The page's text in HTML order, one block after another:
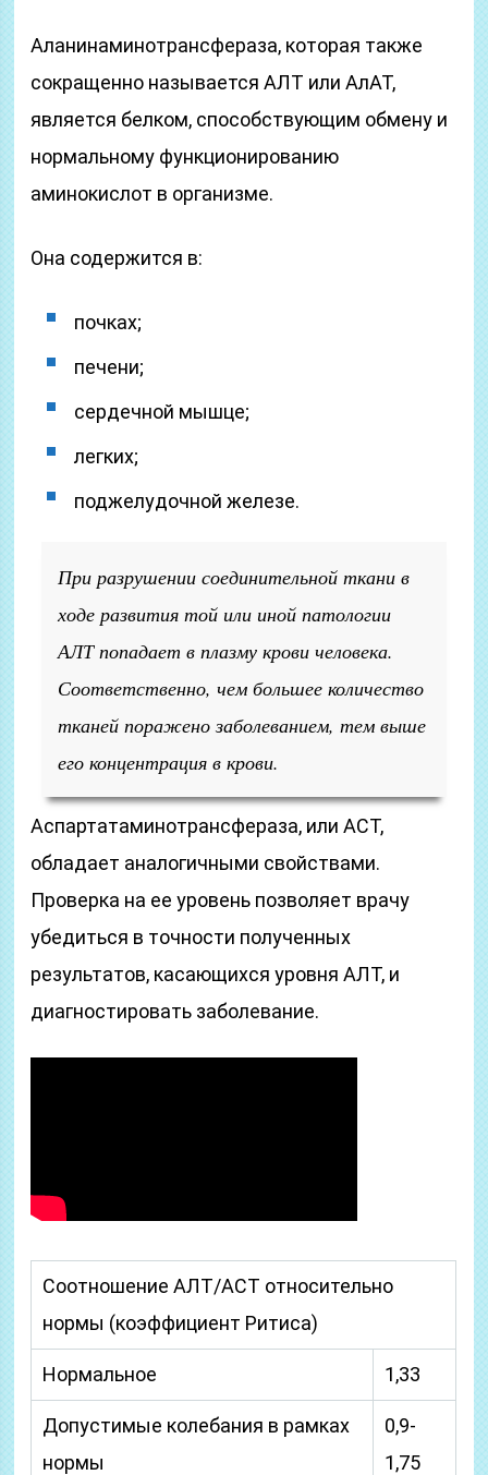
Аланинаминотрансфераза, которая также
сокращенно называется АЛТ или АлАТ,
является белком, способствующим обмену и
нормальному функционированию
аминокислот в организме.
Она содержится в:
почках;
печени;
сердечной мышце;
легких;
поджелудочной железе.
При разрушении соединительной ткани в
ходе развития той или иной патологии
АЛТ попадает в плазму крови человека.
Соответственно, чем большее количество
тканей поражено заболеванием, тем выше
его концентрация в крови.
Аспартатаминотрансфераза, или АСТ,
обладает аналогичными свойствами.
Проверка на ее уровень позволяет врачу
убедиться в точности полученных
результатов, касающихся уровня АЛТ, и
диагностировать заболевание.
Соотношение АЛТ/АСТ относительно
нормы (коэффициент Ритиса)
Нормальное 1,33
Допустимые колебания в рамках
нормы
0,9-
1,75